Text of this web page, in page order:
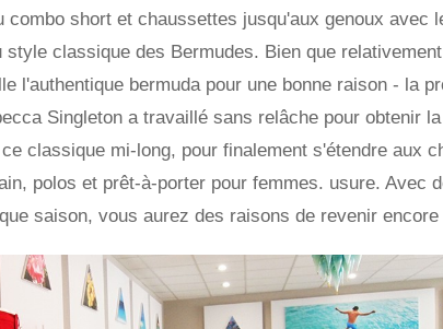
combo short et chaussettes jusqu'aux genoux avec
style classique des Bermudes. Bien que
l'authentique bermuda pour une bonne raison - la
Singleton a travaillé sans relâche pour obtenir
classique mi-long, pour finalement s'étendre aux
polos et prêt-à-porter pour femmes. usure. Avec
saison, vous aurez des raisons de revenir encore